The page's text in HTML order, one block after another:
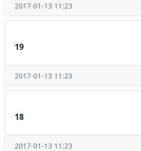
2017-01-13 11:23
19
2017-01-13 11:23
18
2017-01-13 11:23